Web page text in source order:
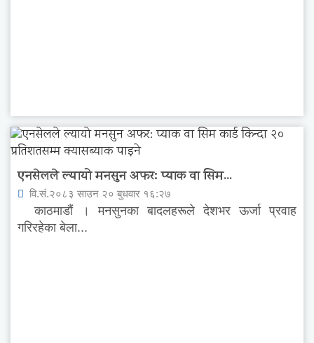
एनसेलले ल्यायो मनसुन अफर: प्याक वा सिम...
वि.सं.२०८३ साउन २० बुधवार १६:२७
काठमाडौं । मनसुनका बादलहरूले देशभर ऊर्जा प्रवाह
गरिरहेका बेला...